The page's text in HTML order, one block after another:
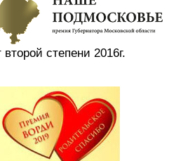
второй степени 2016г.